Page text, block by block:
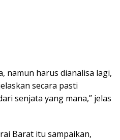
namun harus dianalisa lagi,
secara pasti
senjata yang mana,” jelas
Barat itu sampaikan,